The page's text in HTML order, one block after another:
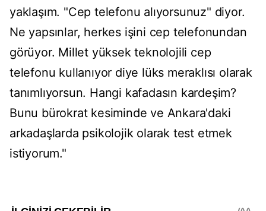
yaklaşım. "Cep telefonu alıyorsunuz" diyor.
Ne yapsınlar, herkes işini cep telefonundan
görüyor. Millet yüksek teknolojili cep
telefonu kullanıyor diye lüks meraklısı olarak
tanımlıyorsun. Hangi kafadasın kardeşim?
Bunu bürokrat kesiminde ve Ankara'daki
arkadaşlarda psikolojik olarak test etmek
istiyorum."